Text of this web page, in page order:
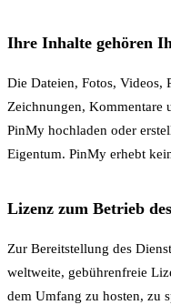
Ihre Inhalte gehören
Die Dateien, Fotos, Videos,
Zeichnungen, Kommentare
PinMy hochladen oder
Eigentum. PinMy erhebt
Lizenz zum Betrieb
Zur Bereitstellung des
weltweite, gebührenfreie
dem Umfang zu hosten, zu